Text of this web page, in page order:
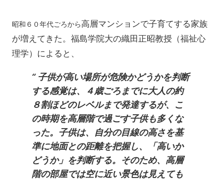
昭和６０年代ごろから高層マンションで子育てする家族
が増えてきた。 福島学院大の織田正昭教授（福祉心
理学）によると、
子供が高い場所が危険かどうかを判断
する感覚は、４歳ごろまでに大人の約
８割ほどのレベルまで発達するが、こ
の時期を高層階で過ごす子供も多くな
った。子供は、自分の目線の高さを基
準に地面との距離を把握し、「高いか
どうか」を判断する。そのため、高層
階の部屋では空に近い景色は見えても